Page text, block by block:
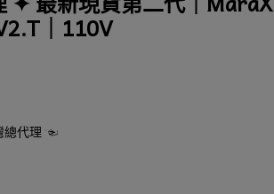
｜110V
總代理 ☜